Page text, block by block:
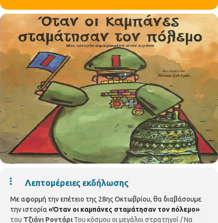
Λεπτομέρειες εκδήλωσης
Με αφορμή την επέτειο της 28ης Οκτωβρίου, θα διαβάσουμε
την ιστορία «Όταν οι καμπάνες σταμάτησαν τον πόλεμο»
του Τζιάνι Ροντάρι Του κόσμου οι μεγάλοι στρατηγοί / Να